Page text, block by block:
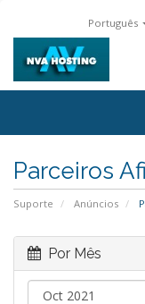
Português
Parceiros
Suporte Anúncios
Por Mês